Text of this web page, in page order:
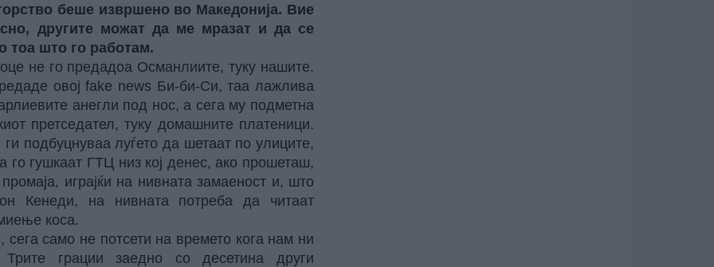
беше извршено во Македонија. Вие
другите можат да ме мразат и да се
тоа што го работам.
не го предадоа Османлиите, туку нашите.
овој fake news Би-би-Си, таа лажлива
анегли под нос, а сега му подметна
претседател, туку домашните платеници.
подбуцнуваа луѓето да шетаат по улиците,
гушкаат ГТЦ низ кој денес, ако прошеташ,
играјќи на нивната замаеност и, што
Кенеди, на нивната потреба да читаат
коса.
само не потсети на времето кога нам ни
грации заедно со десетина други